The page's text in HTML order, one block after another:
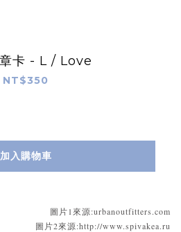
琺瑯徽章卡 - L / Love
NT$350
加入購物車
圖片1來源:urbanoutfitters.com
圖片2來源:http://www.spivakea.ru